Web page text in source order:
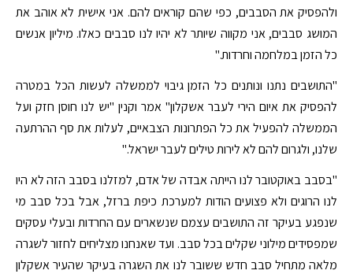
ולהפסיק את הסבבים, כפי שהם קוראים להם. אני אישית לא אוהב את
המושג סבבים, אני מקווה שיותר לא יהיו לנו סבבים כאלו. מיליון אנשים
כל הזמן במלחמה וחרדות."
"התושבים נתנו ונותנים כל הזמן גיבוי לממשלה לעשות הכל במטרה
להפסיק את איום הירי לעבר אשקלון" אמר וקנין "יש לנו חוסן חזק ועל
הממשלה להפעיל את כל הפתרונות הצבאיים, לעלות את סף ההרתעה
שלנו, ולגרום להם לא לירות טילים לעבר ישראל."
"בסבב באוקטובר לנו הייתה אבדה של אדם, למזלנו בסבב הזה לא היו
לנו הרוגים ולא פצועים הודות למערכת כיפת ברזל, אבל בכל סבב מי
שנפגע בעיקר זה התושבים עצמם שנשארים עם החרדות ובעלי עסקים
שמפסידים מילוני שקלים בכל סבב. ועד שאנחנו מצליחים לחזור לשגרה
מלאה מתחיל סבב חדש ששובר לנו את השגרה בעיקר שהעיר אשקלון